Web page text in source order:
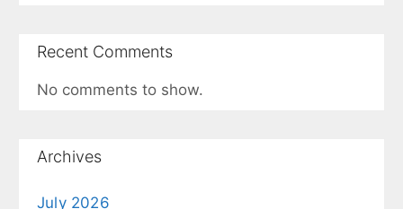
Recent Comments
No comments to show.
Archives
July 2026